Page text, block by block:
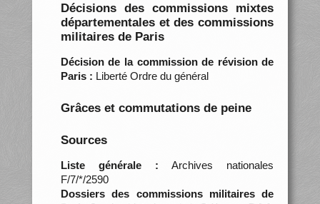
Décisions des commissions mixtes
départementales et des commissions
militaires de Paris
Décision de la commission de révision de
Paris : Liberté Ordre du général
Grâces et commutations de peine
Sources
Liste générale : Archives nationales
F/7/*/2590
Dossiers des commissions militaires de